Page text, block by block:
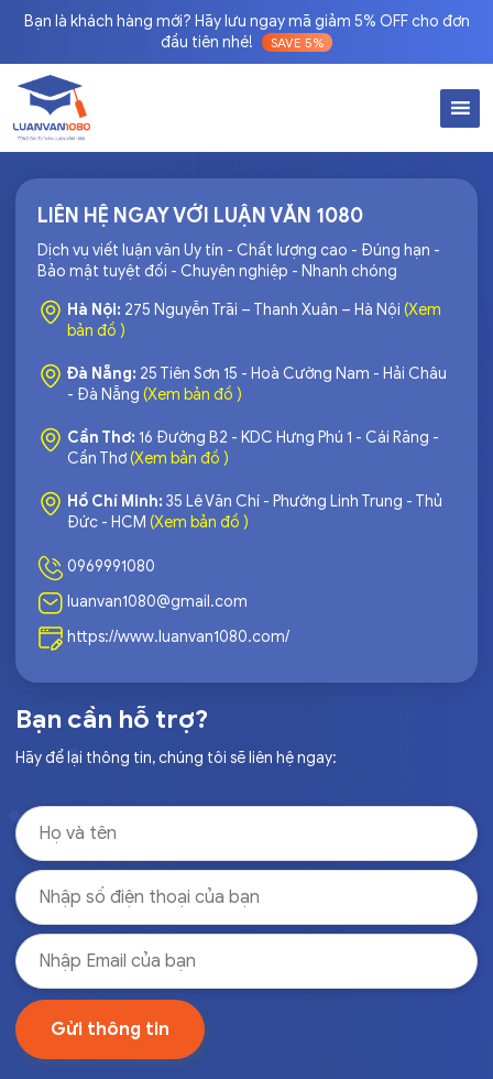
Bạn là khách hàng mới? Hãy lưu ngay mã giảm 5% OFF cho đơn
đầu tiên nhé!
SAVE 5%
LIÊN HỆ NGAY VỚI LUẬN VĂN 1080
Dịch vụ viết luận văn Uy tín - Chất lượng cao - Đúng hạn -
Bảo mật tuyệt đối - Chuyên nghiệp - Nhanh chóng
Hà Nội: 275 Nguyễn Trãi – Thanh Xuân – Hà Nội (Xem
bản đồ )
Đà Nẵng: 25 Tiên Sơn 15 - Hoà Cường Nam - Hải Châu
- Đà Nẵng (Xem bản đồ )
Cần Thơ: 16 Đường B2 - KDC Hưng Phú 1 - Cái Răng -
Cần Thơ(Xem bản đồ )
Hồ Chí Minh: 35 Lê Văn Chí - Phường Linh Trung - Thủ
Đức - HCM (Xem bản đồ )
0969991080
luanvan1080@gmail.com
https://www.luanvan1080.com/
Bạn cần hỗ trợ?
Hãy để lại thông tin, chúng tôi sẽ liên hệ ngay:
Gửi thông tin